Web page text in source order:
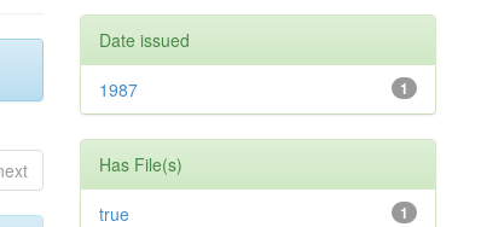
Date issued
1
1987
Has File(s)
1
true